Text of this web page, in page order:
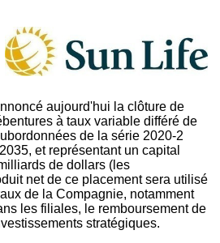
aujourd'hui la clôture de
à taux variable différé de
de la série 2020-2
2035, etreprésentant un capital
de dollars (les
net de ce placement sera utilisé
de la Compagnie, notamment
les filiales, le remboursement de
stratégiques.